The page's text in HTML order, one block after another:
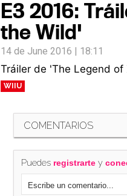
E3 2016:
the Wild'
14 de June 2016 | 18:11
Tráiler de 'The Legend
WIIU
COMENTARIOS
Puedes registrartey